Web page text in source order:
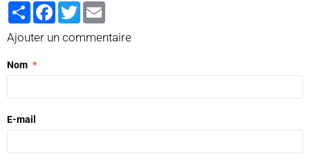
PartagerFacebook
Twitter
Ajouter un commentaire
Nom
E-mail